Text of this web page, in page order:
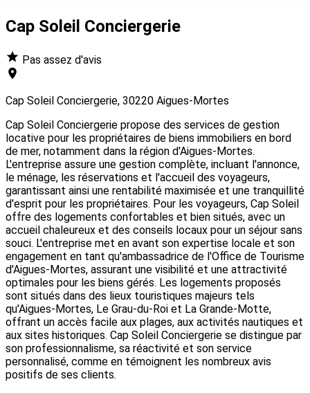
Cap Soleil Conciergerie
Pas assez d'avis
Cap Soleil Conciergerie, 30220 Aigues-Mortes
Cap Soleil Conciergerie propose des services de gestion
locative pour les propriétaires de biens immobiliers en bord
de mer, notamment dans la région d'Aigues-Mortes.
L'entreprise assure une gestion complète, incluant l'annonce,
le ménage, les réservations et l'accueil des voyageurs,
garantissant ainsi une rentabilité maximisée et une tranquillité
d'esprit pour les propriétaires. Pour les voyageurs, Cap Soleil
offre des logements confortables et bien situés, avec un
accueil chaleureux et des conseils locaux pour un séjour sans
souci. L'entreprise met en avant son expertise locale et son
engagement en tant qu'ambassadrice de l'Office de Tourisme
d'Aigues-Mortes, assurant une visibilité et une attractivité
optimales pour les biens gérés. Les logements proposés
sont situés dans des lieux touristiques majeurs tels
qu'Aigues-Mortes, Le Grau-du-Roi et La Grande-Motte,
offrant un accès facile aux plages, aux activités nautiques et
aux sites historiques. Cap Soleil Conciergerie se distingue par
son professionnalisme, sa réactivité et son service
personnalisé, comme en témoignent les nombreux avis
positifs de ses clients.